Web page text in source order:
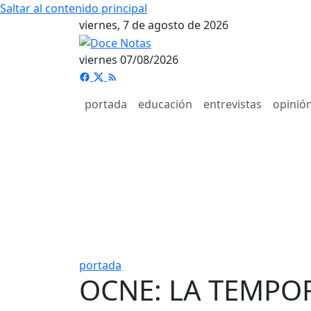
Saltar al contenido principal
viernes, 7 de agosto de 2026
viernes 07/08/2026
portada educación entrevistas
portada
OCNE: LA